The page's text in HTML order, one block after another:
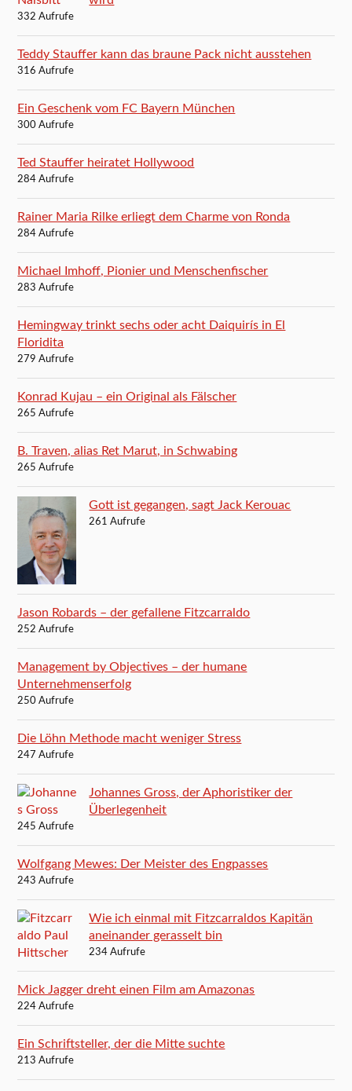
332 Aufrufe
Teddy Stauffer kann das braune Pack nicht ausstehen
316 Aufrufe
Ein Geschenk vom FC Bayern München
300 Aufrufe
Ted Stauffer heiratet Hollywood
284 Aufrufe
Rainer Maria Rilke erliegt dem Charme von Ronda
284 Aufrufe
Michael Imhoff, Pionier und Menschenfischer
283 Aufrufe
Hemingway trinkt sechs oder acht Daiquirís in El
Floridita
279 Aufrufe
Konrad Kujau – ein Original als Fälscher
265 Aufrufe
B. Traven, alias Ret Marut, in Schwabing
265 Aufrufe
Gott ist gegangen, sagt Jack Kerouac
261 Aufrufe
Jason Robards – der gefallene Fitzcarraldo
252 Aufrufe
Management by Objectives – der humane
Unternehmenserfolg
250 Aufrufe
Die Löhn Methode macht weniger Stress
247 Aufrufe
Johannes Gross, der Aphoristiker der
Überlegenheit
245 Aufrufe
Wolfgang Mewes: Der Meister des Engpasses
243 Aufrufe
Wie ich einmal mit Fitzcarraldos Kapitän
aneinander gerasselt bin
234 Aufrufe
Mick Jagger dreht einen Film am Amazonas
224 Aufrufe
Ein Schriftsteller, der die Mitte suchte
213 Aufrufe